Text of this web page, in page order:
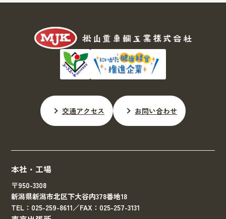
交通アクセス お問い合わせ
本社・工場
〒950-3308
新潟県新潟市北区下大谷内378番地18
TEL：025-259-8611／FAX：025-257-3131